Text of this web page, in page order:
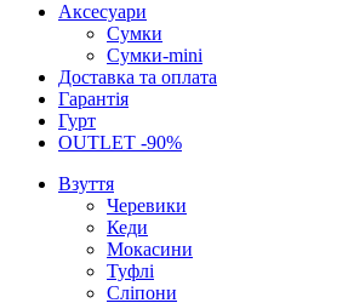
Аксесуари
Сумки
Сумки-mini
Доставка та оплата
Гарантія
Гурт
OUTLET -90%
Взуття
Черевики
Кеди
Мокасини
Туфлі
Сліпони